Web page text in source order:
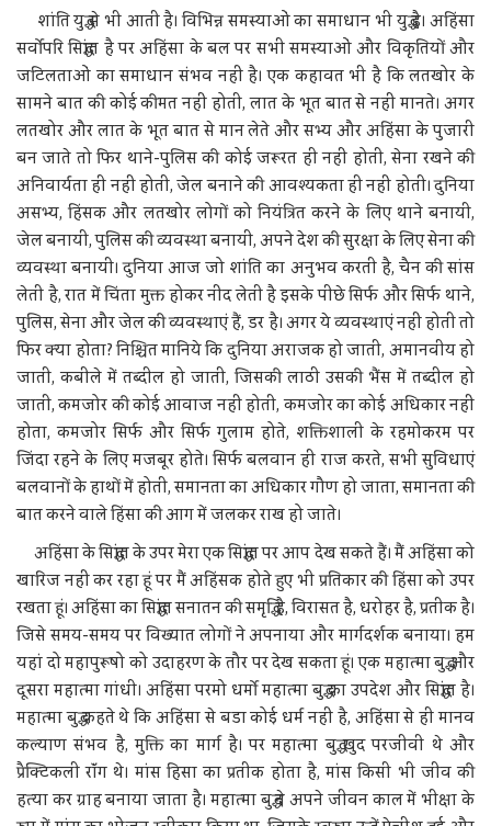
शांति युद्ध से भी आती है। विभिन्न समस्याओं का समाधान भी युद्ध है। अहिंसा
सर्वोपरि सिद्धांत है पर अहिंसा के बल पर सभी समस्याओं और विकृतियों और
जटिलताओं का समाधान संभव नहीं है। एक कहावत भी है कि लतखोर के
सामने बात की कोई कीमत नहीं होती, लात के भूत बात से नहीं मानते। अगर
लतखोर और लात के भूत बात से मान लेते और सभ्य और अहिंसा के पुजारी
बन जाते तो फिर थाने-पुलिस की कोई जरूरत ही नहीं होती, सेना रखने की
अनिवार्यता ही नहीं होती, जेल बनाने की आवश्यकता ही नहीं होती। दुनिया
असभ्य, हिंसक और लतखोर लोगों को नियंत्रित करने के लिए थाने बनायी,
जेल बनायी, पुलिस की व्यवस्था बनायी, अपने देश की सुरक्षा के लिए सेना की
व्यवस्था बनायी। दुनिया आज जो शांति का अनुभव करती है, चैन की सांस
लेती है, रात में चिंता मुक्त होकर नींद लेती है इसके पीछे सिर्फ और सिर्फ थाने,
पुलिस, सेना और जेल की व्यवस्थाएं हैं, डर है। अगर ये व्यवस्थाएं नहीं होती तो
फिर क्या होता? निश्चित मानिये कि दुनिया अराजक हो जाती, अमानवीय हो
जाती, कबीले में तब्दील हो जाती, जिसकी लाठी उसकी भैंस में तब्दील हो
जाती, कमजोर की कोई आवाज नहीं होती, कमजोर का कोई अधिकार नहीं
होता, कमजोर सिर्फ और सिर्फ गुलाम होते, शक्तिशाली के रहमोकरम पर
जिंदा रहने के लिए मजबूर होते। सिर्फ बलवान ही राज करते, सभी सुविधाएं
बलवानों के हाथों में होती, समानता का अधिकार गौण हो जाता, समानता की
बात करने वाले हिंसा की आग में जलकर राख हो जाते।
अहिंसा के सिद्धांत के उपर मेरा एक सिद्धांत पर आप देख सकते हैं। मैं अहिंसा को
खारिज नहीं कर रहा हूं पर मैं अहिंसक होते हुए भी प्रतिकार की हिंसा को उपर
रखता हूं। अहिंसा का सिद्धांत सनातन की समृद्धि है, विरासत है, धरोहर है, प्रतीक है।
जिसे समय-समय पर विख्यात लोगों ने अपनाया और मार्गदर्शक बनाया। हम
यहां दो महापुरूषो को उदाहरण के तौर पर देख सकता हूं। एक महात्मा बुद्ध और
दूसरा महात्मा गांधी। अहिंसा परमो धर्मो महात्मा बुद्ध का उपदेश और सिद्धांत है।
महात्मा बुद्ध कहते थे कि अहिंसा से बडा कोई धर्म नहीं है, अहिंसा से ही मानव
कल्याण संभव है, मुक्ति का मार्ग है। पर महात्मा बुद्ध खुद परजीवी थे और
प्रैक्टिकली राॅंग थे। मांस हिसा का प्रतीक होता है, मांस किसी भी जीव की
हत्या कर ग्राह बनाया जाता है। महात्मा बुद्ध ने अपने जीवन काल में भीक्षा के